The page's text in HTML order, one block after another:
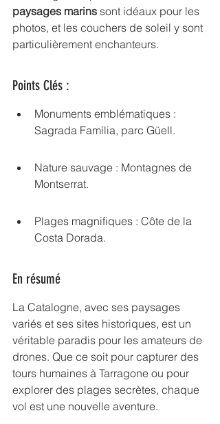
paysages marins sont idéaux pour les
photos, et les couchers de soleil y sont
particulièrement enchanteurs.
Points Clés :
Monuments emblématiques :
Sagrada Família, parc Güell.
Nature sauvage : Montagnes de
Montserrat.
Plages magnifiques : Côte de la
Costa Dorada.
En résumé
La Catalogne, avec ses paysages
variés et ses sites historiques, est un
véritable paradis pour les amateurs de
drones. Que ce soit pour capturer des
tours humaines à Tarragone ou pour
explorer des plages secrètes, chaque
vol est une nouvelle aventure.